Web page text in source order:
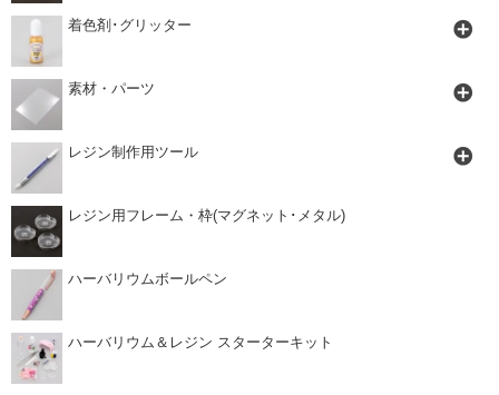
着色剤･グリッター
素材・パーツ
レジン制作用ツール
レジン用フレーム・枠(マグネット･メタル)
ハーバリウムボールペン
ハーバリウム＆レジン スターターキット